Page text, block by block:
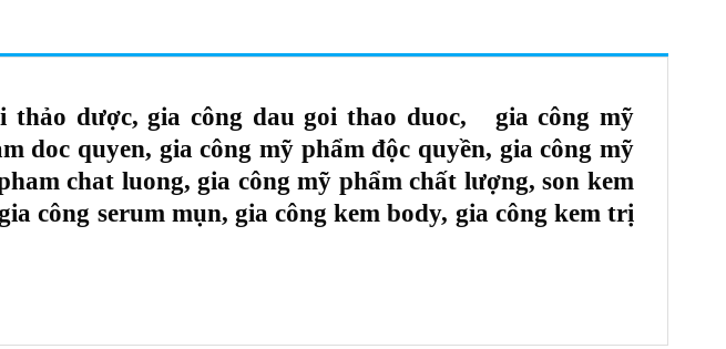
thảo dược, gia công dau goi thao duoc, gia công mỹ
doc quyen, gia công mỹ phẩm độc quyền, gia công mỹ
chat luong, gia công mỹ phẩm chất lượng, son kem
công serum mụn, gia công kem body, gia công kem trị